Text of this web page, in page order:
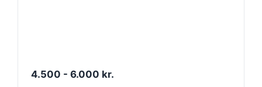
4.500 - 6.000 kr.